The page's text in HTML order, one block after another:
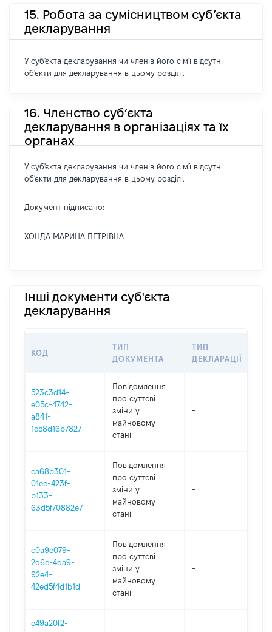
15. Робота за сумісництвом суб’єкта
декларування
У суб'єкта декларування чи членів його сім'ї відсутні
об'єкти для декларування в цьому розділі.
16. Членство суб’єкта
декларування в організаціях та їх
органах
У суб'єкта декларування чи членів його сім'ї відсутні
об'єкти для декларування в цьому розділі.
Документ підписано:
ХОНДА МАРИНА ПЕТРІВНА
Інші документи суб'єкта
декларування
КОД
ТИП
ДОКУМЕНТА
ТИП
ДЕКЛАРАЦІЇ
523c3d14-
e05c-4742-
a841-
1c58d16b7827
Повідомлення
про суттєві
зміни y
майновому
стані
-
ca68b301-
01ee-423f-
b133-
63d5f70882e7
Повідомлення
про суттєві
зміни y
майновому
стані
-
c0a9e079-
2d6e-4da9-
92e4-
42ed5f4d1b1d
Повідомлення
про суттєві
зміни y
майновому
стані
-
e49a20f2-